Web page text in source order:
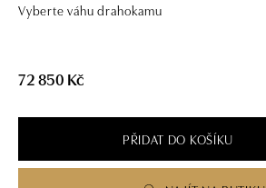
Vyberte váhu drahokamu
72 850 Kč
PŘIDAT DO KOŠÍKU